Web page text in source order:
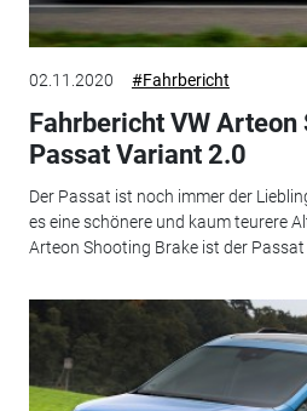
02.11.2020 #Fahrbericht
Fahrbericht VW
Passat Variant 2.0
Der Passat ist noch immer der
es eine schönere und kaum teurere
Arteon Shooting Brake ist der